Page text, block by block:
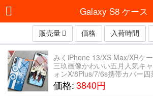
Galaxy S8 ケース
販売量 価格 入荷時間
みくiPhone 13/XS Max/XRケ
三玖画像かわいい五月人気キ
ォンX/8Plus/7/6s携帯カバー
GalaxyS9/s8/note9スマホ
価格:3840円